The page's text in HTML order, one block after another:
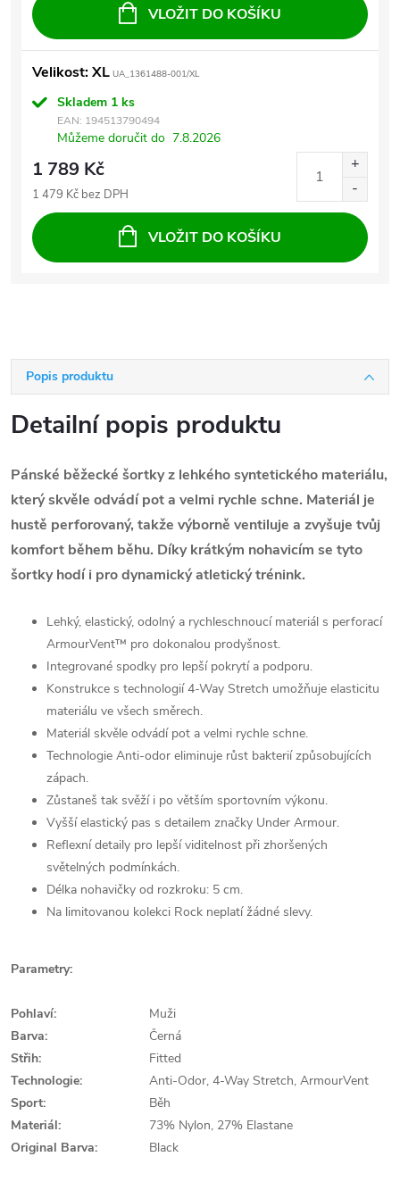
VLOŽIT DO KOŠÍKU
Velikost: XL UA_1361488-001/XL
Skladem 1 ks
EAN: 194513790494
Můžeme doručit do 7.8.2026
1 789 Kč
1 479 Kč bez DPH
VLOŽIT DO KOŠÍKU
Popis produktu
Detailní popis produktu
Pánské běžecké šortky z lehkého syntetického materiálu,
který skvěle odvádí pot a velmi rychle schne. Materiál je
hustě perforovaný, takže výborně ventiluje a zvyšuje tvůj
komfort během běhu. Díky krátkým nohavicím se tyto
šortky hodí i pro dynamický atletický trénink.
Lehký, elastický, odolný a rychleschnoucí materiál s perforací
ArmourVent™ pro dokonalou prodyšnost.
Integrované spodky pro lepší pokrytí a podporu.
Konstrukce s technologií 4-Way Stretch umožňuje elasticitu
materiálu ve všech směrech.
Materiál skvěle odvádí pot a velmi rychle schne.
Technologie Anti-odor eliminuje růst bakterií způsobujících
zápach.
Zůstaneš tak svěží i po větším sportovním výkonu.
Vyšší elastický pas s detailem značky Under Armour.
Reflexní detaily pro lepší viditelnost při zhoršených
světelných podmínkách.
Délka nohavičky od rozkroku: 5 cm.
Na limitovanou kolekci Rock neplatí žádné slevy.
Parametry:
Pohlaví:
Muži
Barva:
Černá
Střih:
Fitted
Technologie:
Anti-Odor, 4-Way Stretch, ArmourVent
Sport:
Běh
Materiál:
73% Nylon, 27% Elastane
Original Barva:
Black